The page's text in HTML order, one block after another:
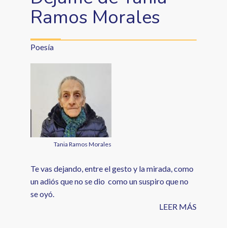
Ramos Morales
Poesía
Tania Ramos Morales
Te vas dejando, entre el gesto y la mirada, como
un adiós que no se dio como un suspiro que no
se oyó.
LEER MÁS